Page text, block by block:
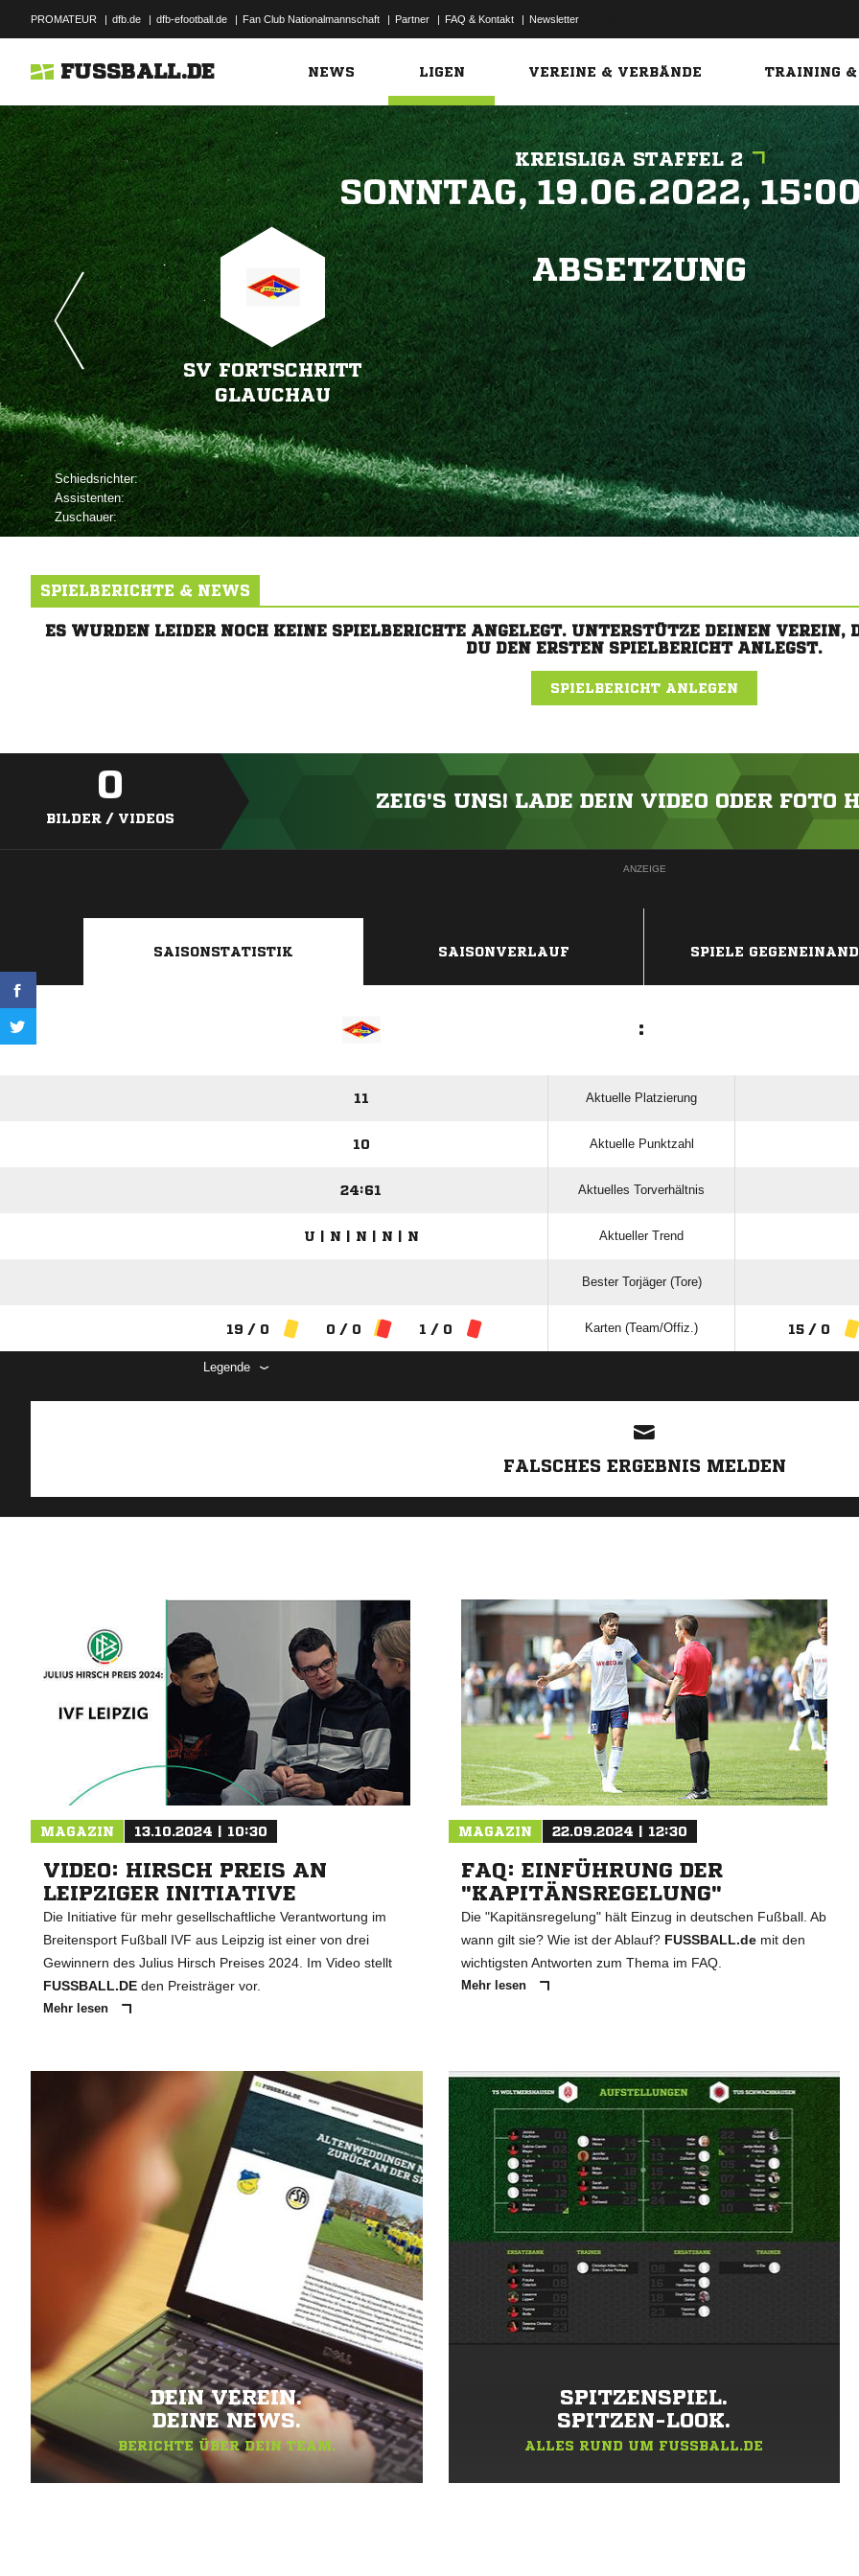
PROMATEUR | dfb.de | dfb-efootball.de | Fan Club Nationalmannschaft | Partner | FAQ & Kontakt | Newsletter
FUSSBALL.DE NEWS LIGEN VEREINE & VERBÄNDE TRAINING &
KREISLIGA STAFFEL 2
 
SV FORTSCHRITT
GLAUCHAU
ABSETZUNG
Schiedsrichter:
Assistenten:
Zuschauer:
SPIELBERICHTE & NEWS
ES WURDEN LEIDER NOCH KEINE SPIELBERICHTE ANGELEGT. UNTERSTÜTZE DEINEN
DU DEN ERSTEN SPIELBERICHT ANLEGST.
SPIELBERICHT ANLEGEN
0
BILDER / VIDEOS
ZEIG'S UNS! LADE DEIN VIDEO ODER FOTO
ANZEIGE
SAISONSTATISTIK SAISONVERLAUF SPIELE
:
11 Aktuelle Platzierung
10 Aktuelle Punktzahl
24:61 Aktuelles Torverhältnis
U | N | N | N | N Aktueller Trend
Bester Torjäger (Tore)
19 / 0 0 / 0 1 / 0 Karten (Team/Offiz.) 15 / 0
Legende
FALSCHES ERGEBNIS MELDEN
MAGAZIN 13.10.2024 | 10:30
VIDEO: HIRSCH PREIS AN
LEIPZIGER INITIATIVE
Die Initiative für mehr gesellschaftliche Verantwortung im
Breitensport Fußball IVF aus Leipzig ist einer von drei
Gewinnern des Julius Hirsch Preises 2024. Im Video stellt
FUSSBALL.DE den Preisträger vor.
Mehr lesen
MAGAZIN 22.09.2024 | 12:30
FAQ: EINFÜHRUNG DER
"KAPITÄNSREGELUNG"
Die "Kapitänsregelung" hält Einzug in deutschen Fußball. Ab
wann gilt sie? Wie ist der Ablauf? FUSSBALL.demit den
wichtigsten Antworten zum Thema im FAQ.
Mehr lesen
DEIN VEREIN.
DEINE NEWS.
BERICHTE ÜBER DEIN TEAM.
SPITZENSPIEL.
SPITZEN-LOOK.
ALLES RUND UM FUSSBALL.DE